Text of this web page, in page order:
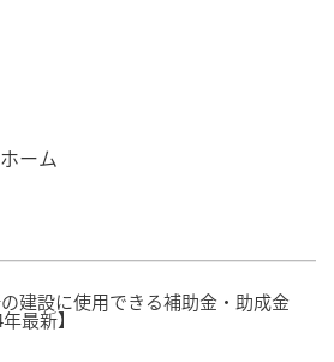
ーム
建設に使用できる補助金・助成金
最新】